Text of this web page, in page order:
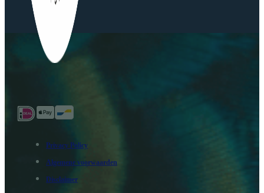
Privacy Policy
Algemene voorwaarden
Disclaimer